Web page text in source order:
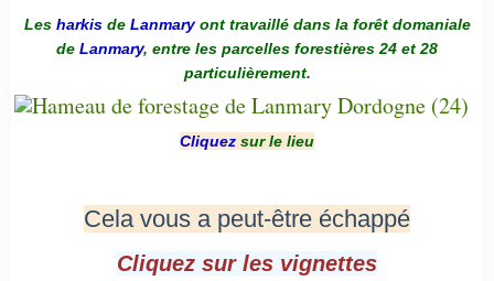
Les harkis de Lanmaryont travaillé dans la forêt domaniale
de Lanmary, entre les parcelles forestières 24 et 28
particulièrement.
Cliquez sur le lieu
Cela vous a peut-être échappé
Cliquez sur les vignettes